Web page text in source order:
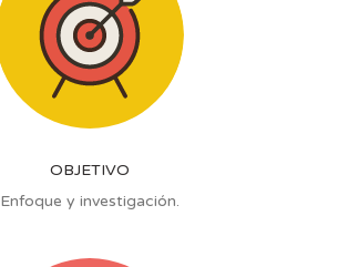
OBJETIVO
Enfoque y investigación.